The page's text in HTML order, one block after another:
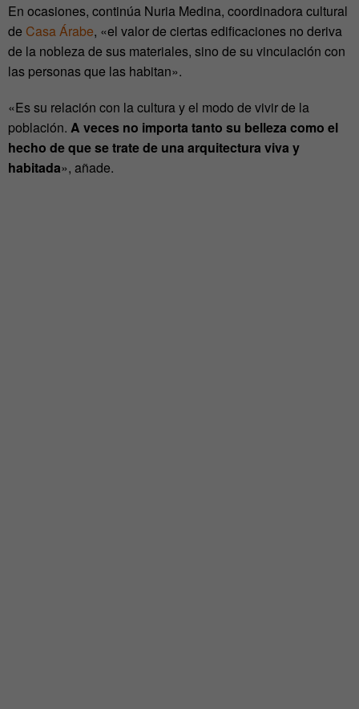
En ocasiones, continúa Nuria Medina, coordinadora cultural
de Casa Árabe, «el valor de ciertas edificaciones no deriva
de la nobleza de sus materiales, sino de su vinculación con
las personas que las habitan».
«Es su relación con la cultura y el modo de vivir de la
población. A veces no importa tanto su belleza como el
hecho de que se trate de una arquitectura viva y
habitada», añade.